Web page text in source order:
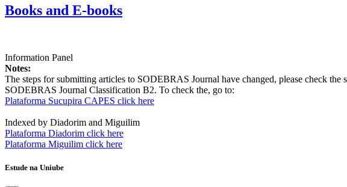
Books and E-books
Information Panel
Notes:
The steps for submitting articles to SODEBRAS Journal have changed, please check
SODEBRAS Journal Classification B2. To check the, go to:
Plataforma Sucupira CAPES click here
Indexed by Diadorim and Miguilim
Plataforma Diadorim click here
Plataforma Miguilim click here
Estude na Uniube